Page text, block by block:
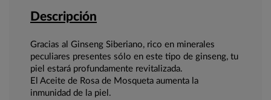
Descripción
Gracias al Ginseng Siberiano, rico en minerales
peculiares presentes sólo en este tipo de ginseng, tu
piel estará profundamente revitalizada.
El Aceite de Rosa de Mosqueta aumenta la
inmunidad de la piel.